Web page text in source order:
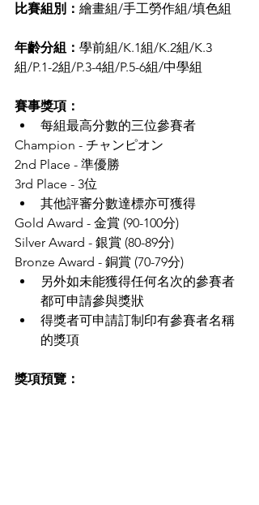
比賽組別： 繪畫組/手工勞作組/填色組
年齡分組： 學前組/K.1組/K.2組/K.3
組/P.1-2組/P.3-4組/P.5-6組/中學組
賽事獎項：
每組最高分數的三位參賽者
Champion - チャンピオン
2nd Place - 準優勝
3rd Place - 3位
其他評審分數達標亦可獲得
Gold Award - 金賞 (90-100分)
Silver Award - 銀賞 (80-89分)
Bronze Award - 銅賞 (70-79分)
另外如未能獲得任何名次的參賽者
都可申請參與獎狀
得獎者可申請訂制印有參賽者名稱
的獎項
獎項預覽：